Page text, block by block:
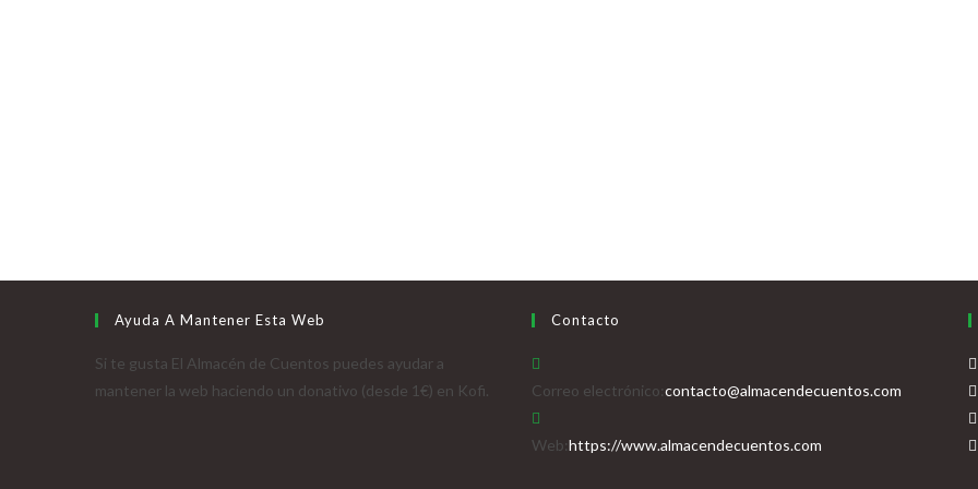
Ayuda A Mantener Esta Web
Si te gusta El Almacén de Cuentos puedes ayudar a
mantener la web haciendo un donativo (desde 1€) en Kofi.
Contacto
Correo electrónico:contacto@almacendecuentos.comSe
Web:https://www.almacendecuentos.com